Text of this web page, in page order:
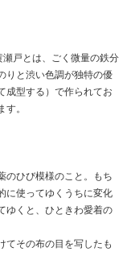
戸とは、ごく微量の鉄分
りと渋い色調が独特の優
成型する）で作られてお
。
のひび模様のこと。もち
に使ってゆくうちに変化
ゆくと、ひときわ愛着の
てその布の目を写したも